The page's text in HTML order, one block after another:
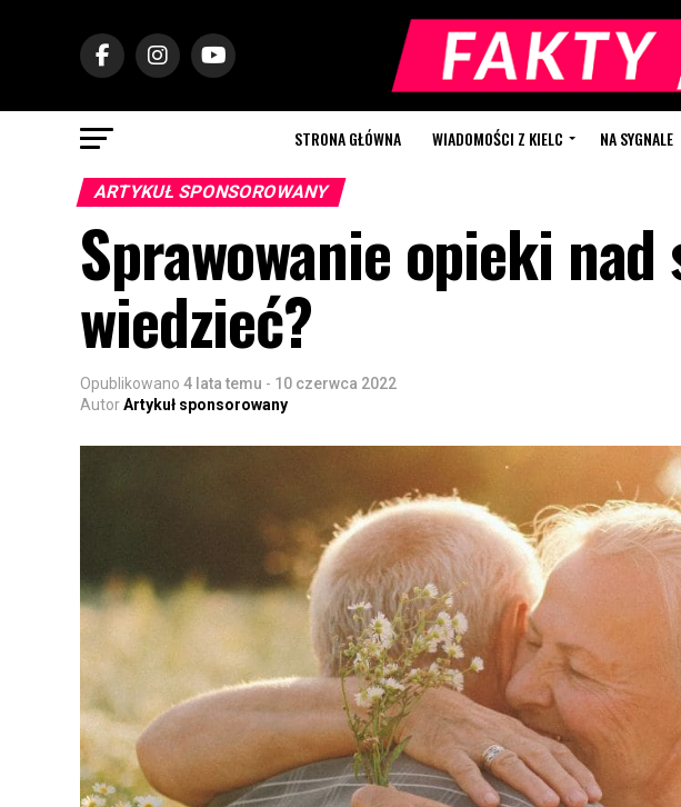
STRONA GŁÓWNA WIADOMOŚCI Z KIELC NA SYGNALE
ARTYKUŁ SPONSOROWANY
Sprawowanie opieki
wiedzieć?
Opublikowano 4 lata temu - 10 czerwca 2022
AutorArtykuł sponsorowany